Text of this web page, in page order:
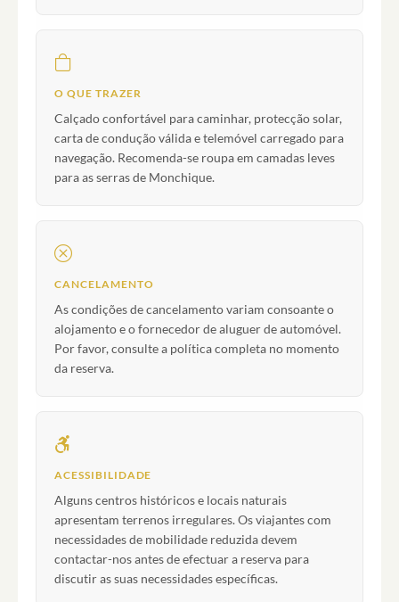
O QUE TRAZER
Calçado confortável para caminhar, protecção solar,
carta de condução válida e telemóvel carregado para
navegação. Recomenda-se roupa em camadas leves
para as serras de Monchique.
CANCELAMENTO
As condições de cancelamento variam consoante o
alojamento e o fornecedor de aluguer de automóvel.
Por favor, consulte a política completa no momento
da reserva.
ACESSIBILIDADE
Alguns centros históricos e locais naturais
apresentam terrenos irregulares. Os viajantes com
necessidades de mobilidade reduzida devem
contactar-nos antes de efectuar a reserva para
discutir as suas necessidades específicas.